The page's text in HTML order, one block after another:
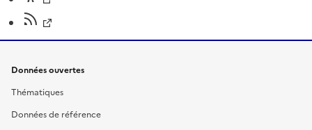
Données ouvertes
Thématiques
Données de référence